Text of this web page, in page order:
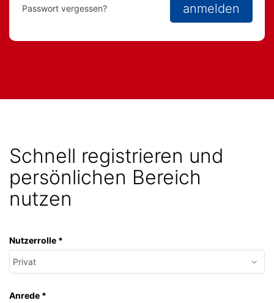
anmelden
Passwort vergessen?
Schnell registrieren und
persönlichen Bereich
nutzen
Nutzerrolle *
Anrede *